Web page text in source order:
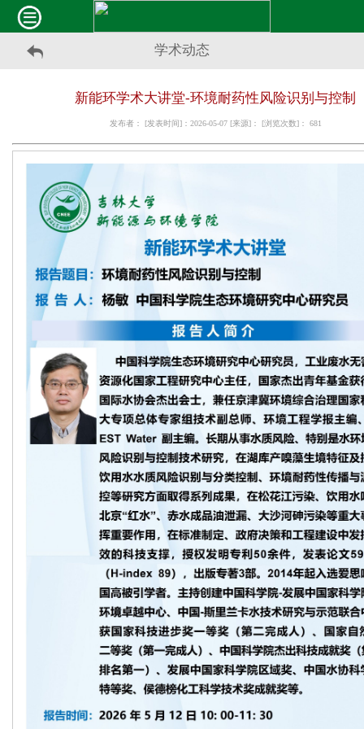
学术动态
新能环学术大讲堂-环境耐药性风险识别与控制
发布者： [发表时间]：2026-05-07 [来源]： [浏览次数]： 681